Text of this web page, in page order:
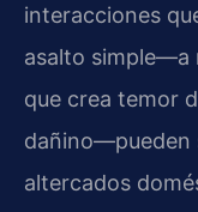
interacciones
asalto simple—a
que crea temor
dañino—pueden
altercados